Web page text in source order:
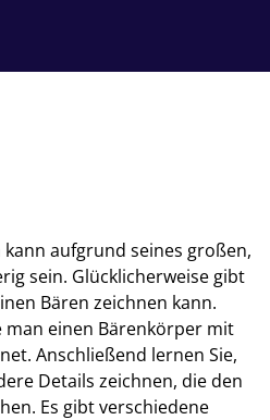
aufgrund seines großen,
sein. Glücklicherweise gibt
Bären zeichnen kann.
man einen Bärenkörper mit
Anschließend lernen Sie,
Details zeichnen, die den
Es gibt verschiedene